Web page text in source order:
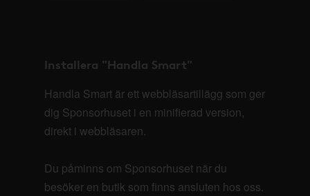
Installera "Handla Smart"
Handla Smart är ett webbläsartillägg som ger
dig Sponsorhuset i en minifierad version,
direkt i webbläsaren.
Du påminns om Sponsorhuset när du
besöker en butik som finns ansluten hos oss.